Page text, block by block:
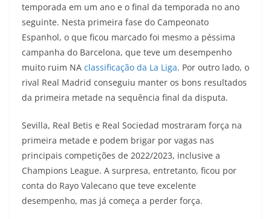
temporada em um ano e o final da temporada no ano
seguinte. Nesta primeira fase do Campeonato
Espanhol, o que ficou marcado foi mesmo a péssima
campanha do Barcelona, que teve um desempenho
muito ruim NA classificação da La Liga. Por outro lado, o
rival Real Madrid conseguiu manter os bons resultados
da primeira metade na sequência final da disputa.
Sevilla, Real Betis e Real Sociedad mostraram força na
primeira metade e podem brigar por vagas nas
principais competições de 2022/2023, inclusive a
Champions League. A surpresa, entretanto, ficou por
conta do Rayo Valecano que teve excelente
desempenho, mas já começa a perder força.